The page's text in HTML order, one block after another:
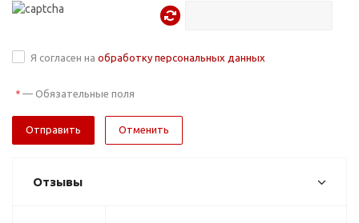
Я согласен на обработку персональных данных
* — Обязательные поля
Отменить
Отзывы